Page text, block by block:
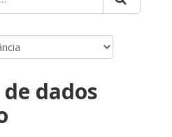
dados